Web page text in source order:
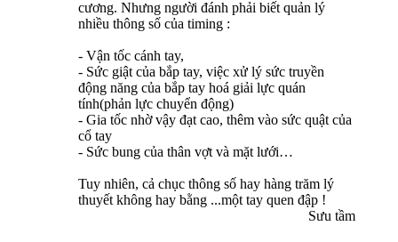
cương. Nhưng người đánh phải biết quản lý
nhiều thông số của timing :
- Vận tốc cánh tay,
- Sức giật của bắp tay, việc xử lý sức truyền
động năng của bắp tay hoá giải lực quán
tính(phản lực chuyển động)
- Gia tốc nhờ vậy đạt cao, thêm vào sức quật của
cổ tay
- Sức bung của thân vợt và mặt lưới…
Tuy nhiên, cả chục thông số hay hàng trăm lý
thuyết không hay bằng ...một tay quen đập !
Sưu tầm​